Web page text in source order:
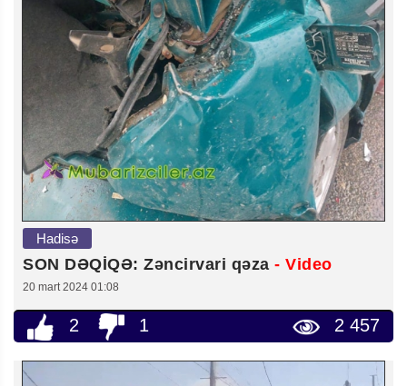
Hadisə
SON DƏQİQƏ: Zəncirvari qəza - Video
20 mart 2024 01:08
2 1 2 457